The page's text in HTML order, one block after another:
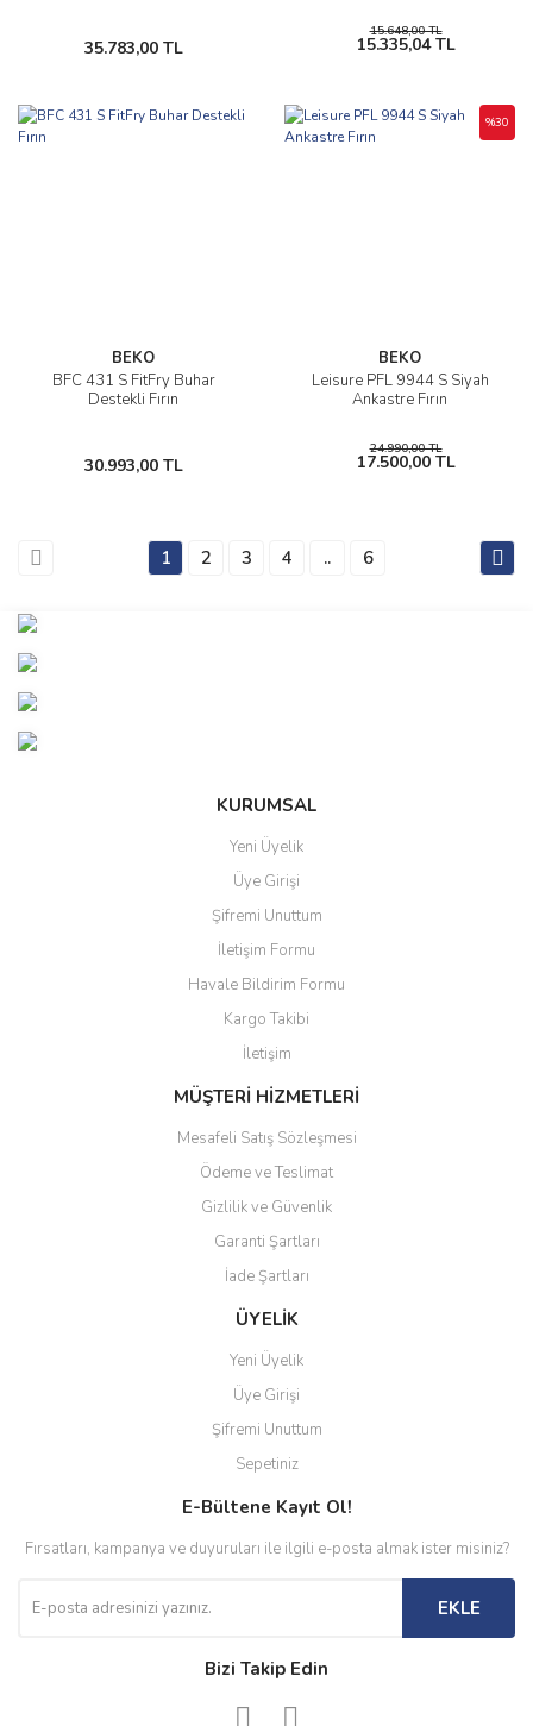
35.783,00 TL
15.648,00 TL
15.335,04 TL
BEKO
BFC 431 S FitFry Buhar
Destekli Fırın
30.993,00 TL
BEKO
Leisure PFL 9944 S Siyah
Ankastre Fırın
%30
24.990,00 TL
17.500,00 TL
1 2 3 4 .. 6
KURUMSAL
Yeni Üyelik
Üye Girişi
Şifremi Unuttum
İletişim Formu
Havale Bildirim Formu
Kargo Takibi
İletişim
MÜŞTERİ HİZMETLERİ
Mesafeli Satış Sözleşmesi
Ödeme ve Teslimat
Gizlilik ve Güvenlik
Garanti Şartları
İade Şartları
ÜYELİK
Yeni Üyelik
Üye Girişi
Şifremi Unuttum
Sepetiniz
E-Bültene Kayıt Ol!
Fırsatları, kampanya ve duyuruları ile ilgili e-posta almak ister misiniz?
EKLE
Bizi Takip Edin